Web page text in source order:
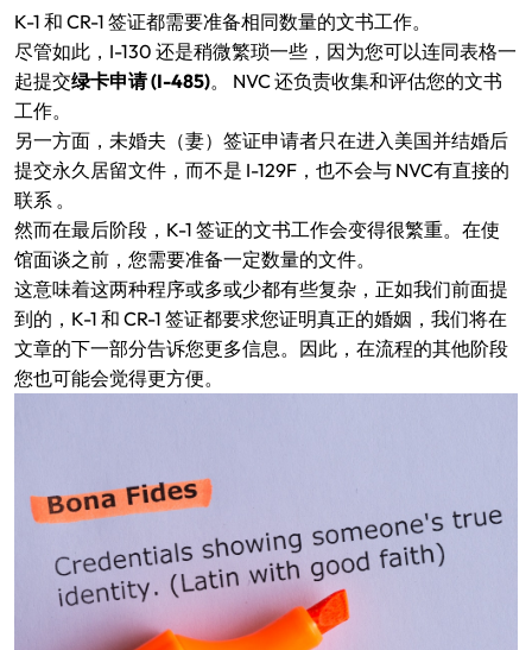
K-1 和 CR-1 签证都需要准备相同数量的文书工作。
尽管如此，I-130 还是稍微繁琐一些，因为您可以连同表格一
起提交绿卡申请 (I-485)。 NVC 还负责收集和评估您的文书
工作。
另一方面，未婚夫（妻）签证申请者只在进入美国并结婚后
提交永久居留文件，而不是 I-129F，也不会与 NVC有直接的
联系 。
然而在最后阶段，K-1 签证的文书工作会变得很繁重。在使
馆面谈之前，您需要准备一定数量的文件。
这意味着这两种程序或多或少都有些复杂，正如我们前面提
到的，K-1 和 CR-1 签证都要求您证明真正的婚姻，我们将在
文章的下一部分告诉您更多信息。因此，在流程的其他阶段
您也可能会觉得更方便。